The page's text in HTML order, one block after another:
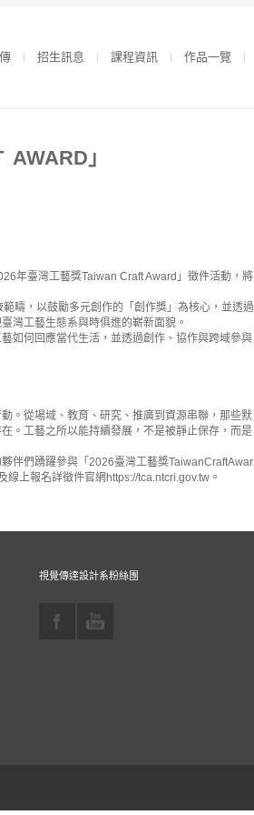
招生訊息 課程資訊 作品一覽
」
年臺灣工藝獎Taiwan Craft Award」徵件活動，將
疇，以鼓勵多元創作的「創作獎」為核心，並透過
工藝生態系與時俱進的嶄新面貌。
如何回應當代生活，並透過創作、協作與跨域參與
。從場域、教育、研究、推廣到資源串聯，那些默
工藝之所以能持續發展，不是被靜止保存，而是
伴們踴躍參與「2026臺灣工藝獎TaiwanCraftAwar
報名詳徵件官網https://tca.ntcri.gov.tw。
視覺傳達設計系粉絲團